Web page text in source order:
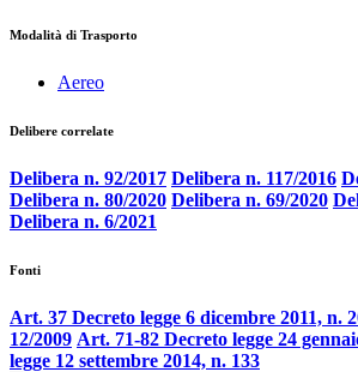
Modalità di Trasporto
Aereo
Delibere correlate
Delibera n. 92/2017 Delibera n. 117/2016
Delibera n. 80/2020 Delibera n. 69/2020
Delibera n. 6/2021
Fonti
Art. 37 Decreto legge 6 dicembre 2011, n.
12/2009 Art. 71-82 Decreto legge 24
legge 12 settembre 2014, n. 133